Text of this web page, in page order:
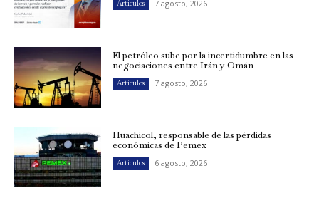
Artículos 7 agosto, 2026
El petróleo sube por la incertidumbre en las
negociaciones entre Irán y Omán
Artículos 7 agosto, 2026
Huachicol, responsable de las pérdidas
económicas de Pemex
Artículos 6 agosto, 2026